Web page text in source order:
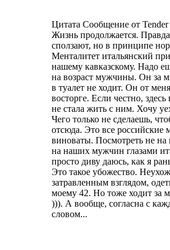
Цитата Сообщение от Tender
Жизнь продолжается.
сползают, но в принципе
Менталитет итальянский
нашему кавказскому. Надо
на возраст мужчины. Он за
в туалет не ходит. Он от
восторге. Если честно,
не стала жить с ним. Хочу
Чего только не сделаешь,
отсюда. Это все российские
виноваты. Посмотреть не
на наших мужчин глазами
просто диву даюсь, как я
Это такое убожество.
затравленным взглядом,
моему 42. Но тоже ходит за
))). А вообще, согласна с
словом...